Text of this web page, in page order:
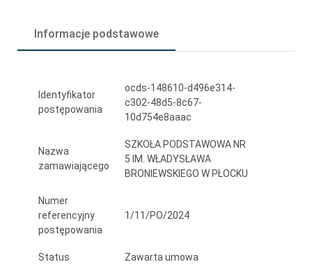
nr
5
Władysława
do
kotłownia
od
Informacje podstawowe
Identyfikator
postępowania
ocds-148610-d496e314-
c302-48d5-8c67-
10d754e8aaac
Nazwa
zamawiającego
SZKOŁA PODSTAWOWA NR
5 IM. WŁADYSŁAWA
BRONIEWSKIEGO W PŁOCKU
Numer
referencyjny
postępowania
1/11/PO/2024
Status Zawarta umowa